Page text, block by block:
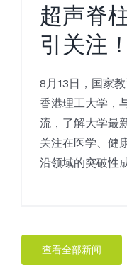
超声脊
引关注！
8月13日，国家
香港理工大学，
流，了解大学最
关注在医学、健
沿领域的突破性
查看全部新闻